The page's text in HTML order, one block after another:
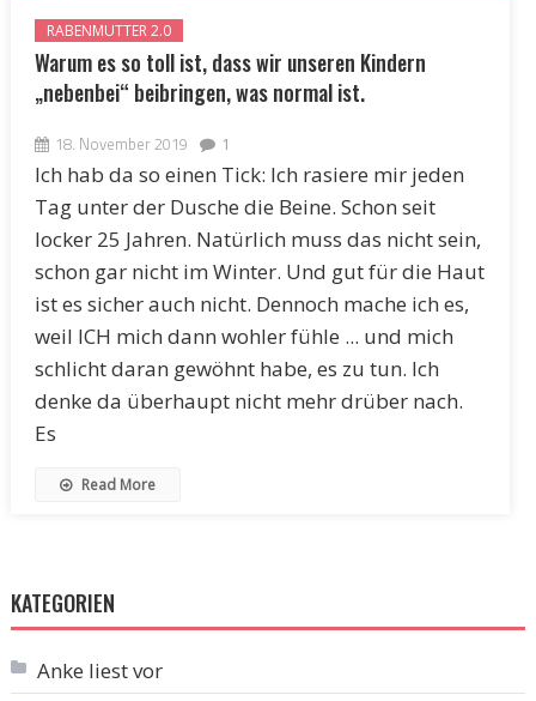
RABENMUTTER 2.0
Warum es so toll ist, dass wir unseren Kindern
„nebenbei“ beibringen, was normal ist.
18. November 2019 1
Ich hab da so einen Tick: Ich rasiere mir jeden
Tag unter der Dusche die Beine. Schon seit
locker 25 Jahren. Natürlich muss das nicht sein,
schon gar nicht im Winter. Und gut für die Haut
ist es sicher auch nicht. Dennoch mache ich es,
weil ICH mich dann wohler fühle ... und mich
schlicht daran gewöhnt habe, es zu tun. Ich
denke da überhaupt nicht mehr drüber nach.
Es
Read More
KATEGORIEN
Anke liest vor